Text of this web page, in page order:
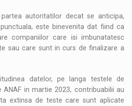
autoritatilor decat se anticipa,
este binevenita dat fiind ca
companiilor care isi imbunatatesc
sau care sunt in curs de finalizare a
datelor, pe langa testele de
in martie 2023, contribuabilii au
extinsa de teste care sunt aplicate